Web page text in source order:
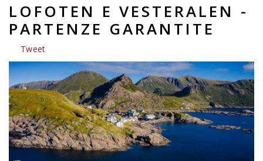
LOFOTEN E VESTERALEN -
PARTENZE GARANTITE
Tweet